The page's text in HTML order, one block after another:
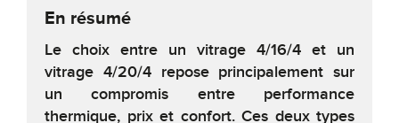
En résumé
Le choix entre un vitrage 4/16/4 et un
vitrage 4/20/4 repose principalement sur
un compromis entre performance
thermique, prix et confort. Ces deux types